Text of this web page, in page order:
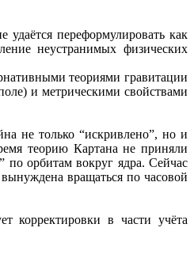
переформулировать как
неустранимых физических
теориями гравитации
и метрическими свойствами
не только “искривлено”, но и
теорию Картана не приняли
по орбитам вокруг ядра. Сейчас
вращаться по часовой
корректировки в части учёта